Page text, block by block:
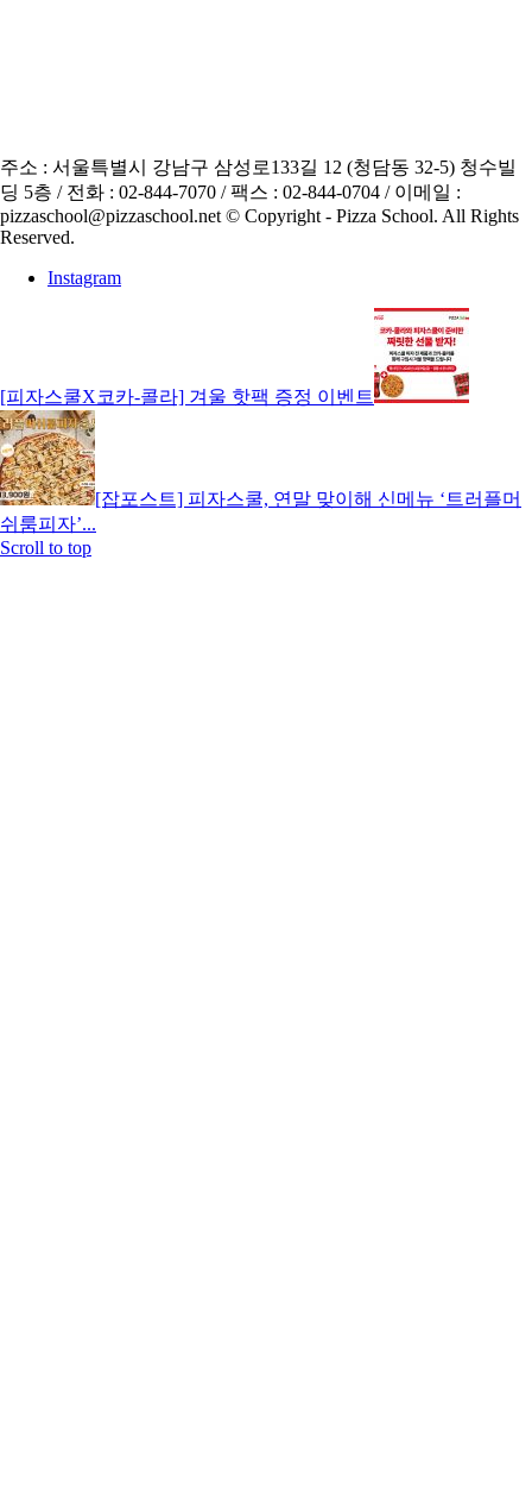
주소 : 서울특별시 강남구 삼성로133길 12 (청담동 32-5) 청수빌
딩 5층 / 전화 : 02-844-7070 / 팩스 : 02-844-0704 / 이메일 :
pizzaschool@pizzaschool.net © Copyright - Pizza School. All Rights
Reserved.
Instagram
[피자스쿨X코카-콜라] 겨울 핫팩 증정 이벤트
[잡포스트] 피자스쿨, 연말 맞이해 신메뉴 ‘트러플머
쉬룸피자’...
Scroll to top